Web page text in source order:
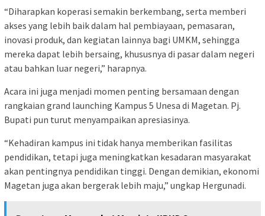
“Diharapkan koperasi semakin berkembang, serta memberi
akses yang lebih baik dalam hal pembiayaan, pemasaran,
inovasi produk, dan kegiatan lainnya bagi UMKM, sehingga
mereka dapat lebih bersaing, khususnya di pasar dalam negeri
atau bahkan luar negeri,” harapnya.
Acara ini juga menjadi momen penting bersamaan dengan
rangkaian grand launching Kampus 5 Unesa di Magetan. Pj.
Bupati pun turut menyampaikan apresiasinya.
“Kehadiran kampus ini tidak hanya memberikan fasilitas
pendidikan, tetapi juga meningkatkan kesadaran masyarakat
akan pentingnya pendidikan tinggi. Dengan demikian, ekonomi
Magetan juga akan bergerak lebih maju,” ungkap Hergunadi.